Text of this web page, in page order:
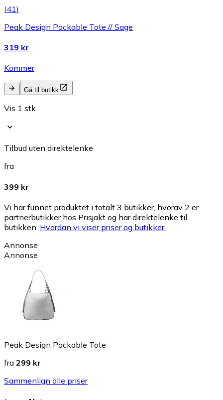
(41)
Peak Design Packable Tote // Sage
319 kr
Kommer
Gå til butikk
Vis 1 stk
Tilbud uten direktelenke
fra
399 kr
Vi har funnet produktet i totalt 3 butikker, hvorav 2 er
partnerbutikker hos Prisjakt og har direktelenke til
butikken. Hvordan vi viser priser og butikker.
Annonse
Annonse
Peak Design Packable Tote
fra 299 kr
Sammenlign alle priser